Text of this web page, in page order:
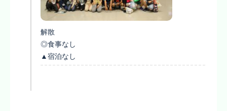
解散
◎食事なし
▲宿泊なし